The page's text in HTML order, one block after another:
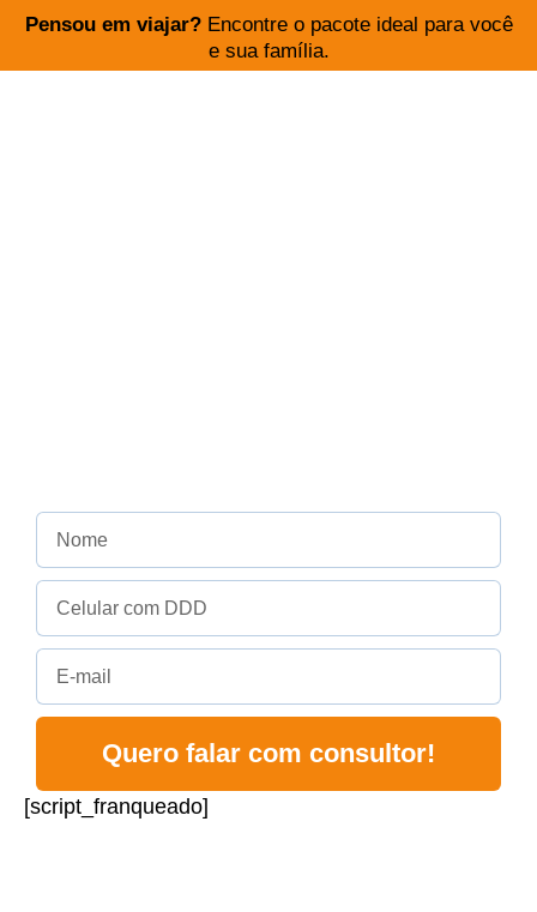
Pensou em viajar?Encontre o pacote ideal para você
e sua família.
Quero falar com consultor!
[script_franqueado]